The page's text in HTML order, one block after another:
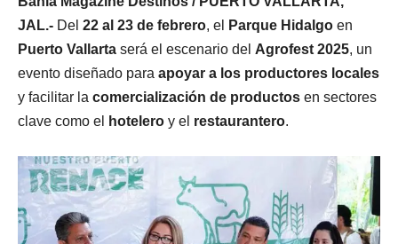
JAL.- Del 22 al 23 de febrero, el Parque Hidalgo en
Puerto Vallarta será el escenario del Agrofest 2025, un
evento diseñado para apoyar a los productores locales
y facilitar la comercialización de productos en sectores
clave como el
hotelero y el restaurantero.